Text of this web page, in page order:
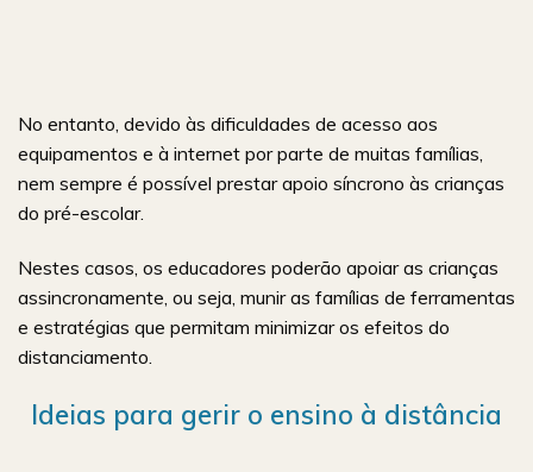
No entanto, devido às dificuldades de acesso aos
equipamentos e à internet por parte de muitas famílias,
nem sempre é possível prestar apoio síncrono às crianças
do pré-escolar.
Nestes casos, os educadores poderão apoiar as crianças
assincronamente, ou seja, munir as famílias de ferramentas
e estratégias que permitam minimizar os efeitos do
distanciamento.
Ideias para gerir o ensino à distância